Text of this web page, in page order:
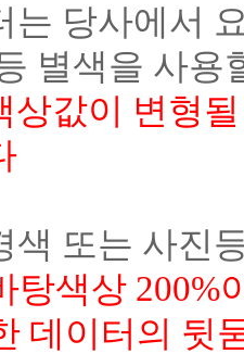
는 당사에서
별색을 사
상값이 변형
색 또는 사진
탕색상 200%
데이터의 뒷